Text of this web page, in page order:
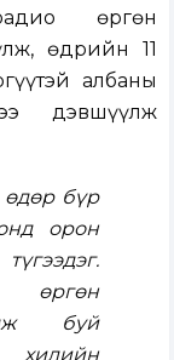
өргөн
өдрийн 11
албаны
дэвшүүлж
бүр
орон
өргөн
буй
хилийн